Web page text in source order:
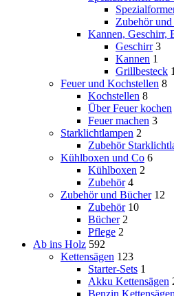
Zubehör und
Kannen, Geschirr,
Geschirr 3
Kannen 1
Grillbesteck
Feuer und Kochstellen 8
Kochstellen 8
Über Feuer kochen
Feuer machen 3
Starklichtlampen 2
Zubehör
Kühlboxen und Co 6
Kühlboxen 2
Zubehör 4
Zubehör und Bücher 12
Zubehör 10
Bücher 2
Pflege 2
Ab ins Holz 592
Kettensägen 123
Starter-Sets 1
Akku Kettensägen